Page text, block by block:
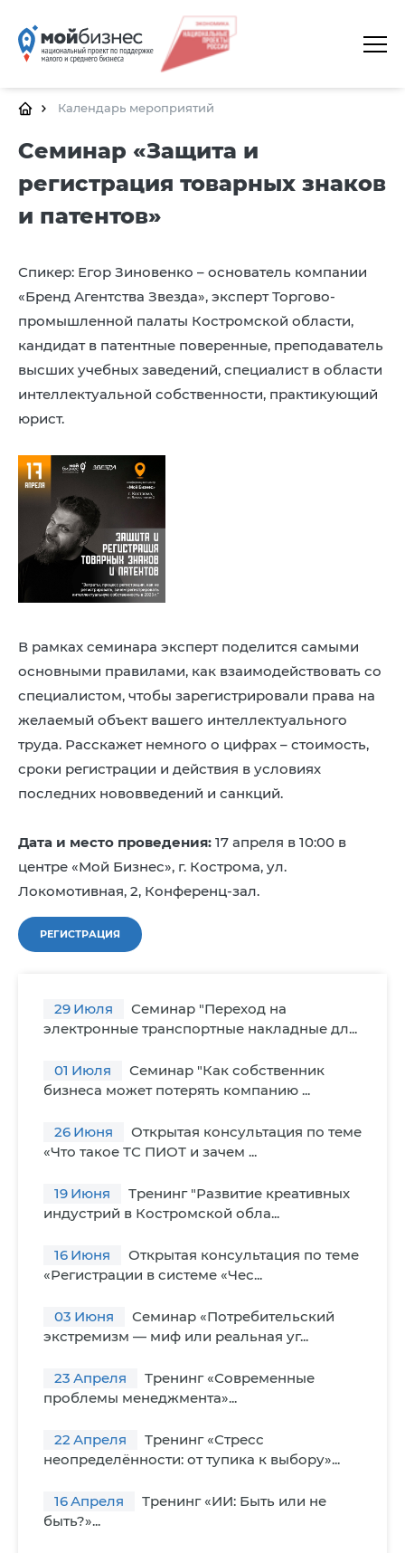
ГЛАВНАЯ
О ПЛАТФОРМЕ
ЦЕНТРЫ
КАЛЕНДАРЬ МЕРОПРИЯТИЙ
ПОЛЕЗНЫЕ ССЫЛКИ
КОНТАКТЫ
Календарь мероприятий
Семинар «Защита и
регистрация товарных знаков
и патентов»
Спикер: Егор Зиновенко – основатель компании
«Бренд Агентства Звезда», эксперт Торгово-
промышленной палаты Костромской области,
кандидат в патентные поверенные, преподаватель
высших учебных заведений, специалист в области
интеллектуальной собственности, практикующий
юрист.
В рамках семинара эксперт поделится самыми
основными правилами, как взаимодействовать со
специалистом, чтобы зарегистрировали права на
желаемый объект вашего интеллектуального
труда. Расскажет немного о цифрах – стоимость,
сроки регистрации и действия в условиях
последних нововведений и санкций.
Дата и место проведения: 17 апреля в 10:00 в
центре «Мой Бизнес», г. Кострома, ул.
Локомотивная, 2, Конференц-зал.
РЕГИСТРАЦИЯ
29 Июля
Семинар "Переход на
электронные транспортные накладные дл...
01 Июля
Семинар "Как собственник
бизнеса может потерять компанию ...
26 Июня
Открытая консультация по теме
«Что такое ТС ПИОТ и зачем ...
19 Июня
Тренинг "Развитие креативных
индустрий в Костромской обла...
16 Июня
Открытая консультация по теме
«Регистрации в системе «Чес...
03 Июня
Семинар «Потребительский
экстремизм — миф или реальная уг...
23 Апреля
Тренинг «Современные
проблемы менеджмента»...
22 Апреля
Тренинг «Стресс
неопределённости: от тупика к выбору»...
16Апреля
Тренинг «ИИ: Быть или не
быть?»...